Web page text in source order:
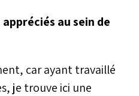
au sein de
car ayant travaillé
je trouve ici une